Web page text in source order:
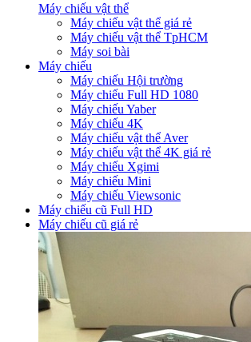
Máy chiếu vật thể
Máy chiếu vật thể giá rẻ
Máy chiếu vật thể TpHCM
Máy soi bài
Máy chiếu
Máy chiếu Hội trường
Máy chiếu Full HD 1080
Máy chiếu Yaber
Máy chiếu 4K
Máy chiếu vật thể Aver
Máy chiếu vật thể 4K giá rẻ
Máy chiếu Xgimi
Máy chiếu Mini
Máy chiếu Viewsonic
Máy chiếu cũ Full HD
Máy chiếu cũ giá rẻ